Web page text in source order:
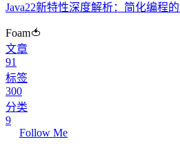
Java22新特性深度解析：简化编程
Foam🍅
文章
91
标签
300
分类
9
Follow Me